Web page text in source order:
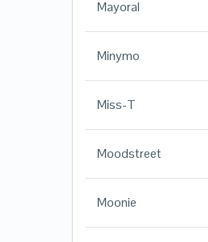
Mayoral
Minymo
Miss-T
Moodstreet
Moonie